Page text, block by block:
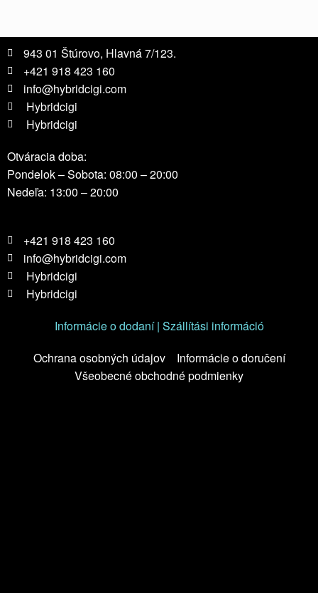
943 01 Štúrovo, Hlavná 7/123.
+421 918 423 160
info@hybridcigi.com
Hybridcigi
Hybridcigi
Otváracia doba:
Pondelok – Sobota: 08:00 – 20:00
Nedeľa: 13:00 – 20:00
+421 918 423 160
info@hybridcigi.com
Hybridcigi
Hybridcigi
Informácie o dodaní | Szállítási információ
Ochrana osobných údajov
Informácie o doručení
Všeobecné obchodné podmienky